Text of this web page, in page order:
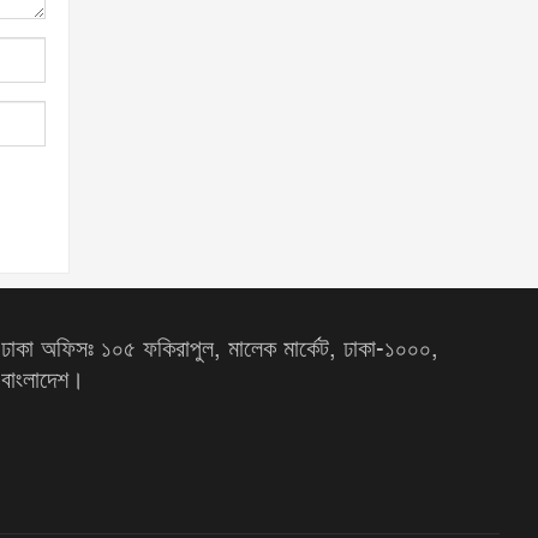
ঢাকা অফিসঃ ১০৫ ফকিরাপুল, মালেক মার্কেট, ঢাকা-১০০০,
বাংলাদেশ।